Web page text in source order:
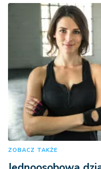
ZOBACZ TAKŻE